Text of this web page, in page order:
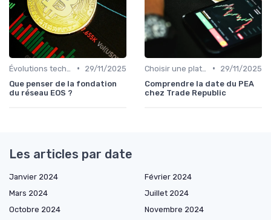
•
29/11/2025
Que penser de la fondation
du réseau EOS ?
•
29/11/2025
Comprendre la date du PEA
chez Trade Republic
Les articles par date
Janvier 2024
Février 2024
Mars 2024
Juillet 2024
Octobre 2024
Novembre 2024